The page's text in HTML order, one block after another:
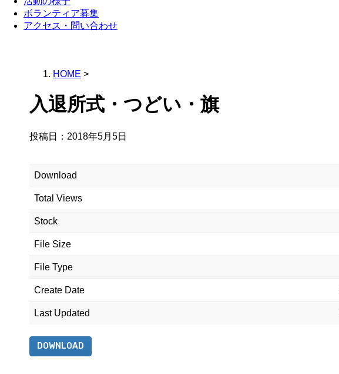
ボランティア募集
アクセス・問い合わせ
HOME >
入退所式・つどい・旗
投稿日： 2018年5月5日
Download
Total Views
Stock
File Size
File Type
Create Date
Last Updated
DOWNLOAD